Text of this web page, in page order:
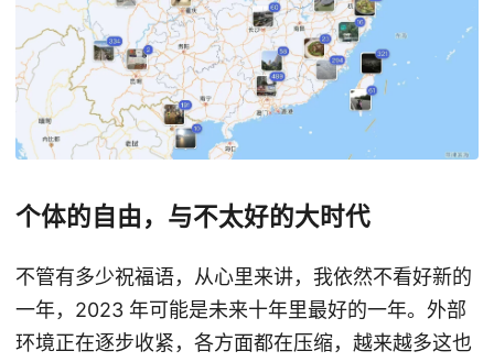
个体的自由，与不太好的大时代
不管有多少祝福语，从心里来讲，我依然不看好新的
一年，2023 年可能是未来十年里最好的一年。外部
环境正在逐步收紧，各方面都在压缩，越来越多这也